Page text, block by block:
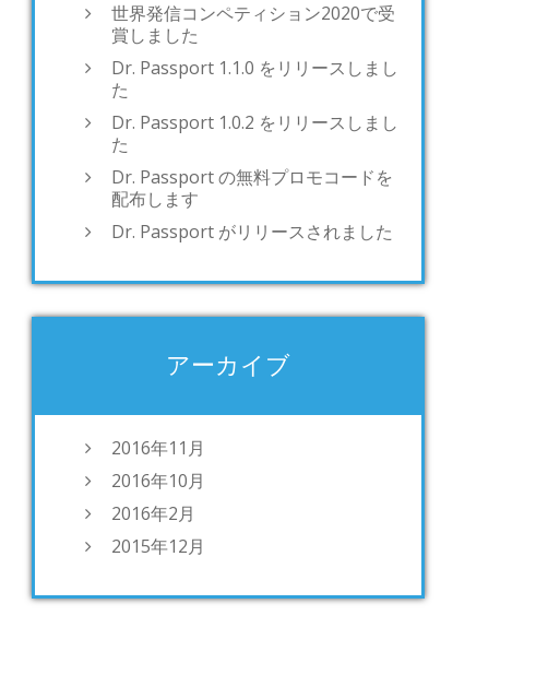
世界発信コンペティション2020で受
賞しました
Dr. Passport 1.1.0 をリリースしまし
た
Dr. Passport 1.0.2 をリリースしまし
た
Dr. Passport の無料プロモコードを
配布します
Dr. Passport がリリースされました
アーカイブ
2016年11月
2016年10月
2016年2月
2015年12月